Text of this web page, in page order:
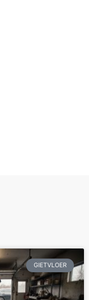
GIETVLOER